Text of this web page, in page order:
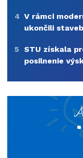
4 V rámci
ukončili
5 STU získala
posilnenie